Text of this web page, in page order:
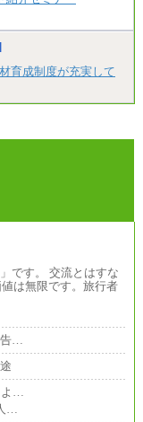
育成制度が充実して
です。 交流とはすな
は無限です。旅行者
告…
よ…
…